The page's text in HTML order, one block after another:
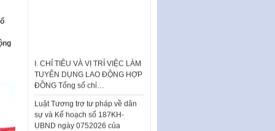
TUYỂN DỤNG LAO ĐỘNG HỢP
ĐỒNG Tổng số chỉ…
sự và Kế hoạch số 187KH-
UBND ngày 0752026 của
UBND…